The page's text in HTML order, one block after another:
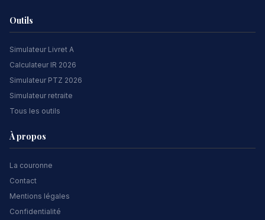
Outils
Simulateur Livret A
Calculateur IR 2026
Simulateur PTZ 2026
Simulateur retraite
Tous les outils
À propos
La couronne
Contact
Mentions légales
Confidentialité